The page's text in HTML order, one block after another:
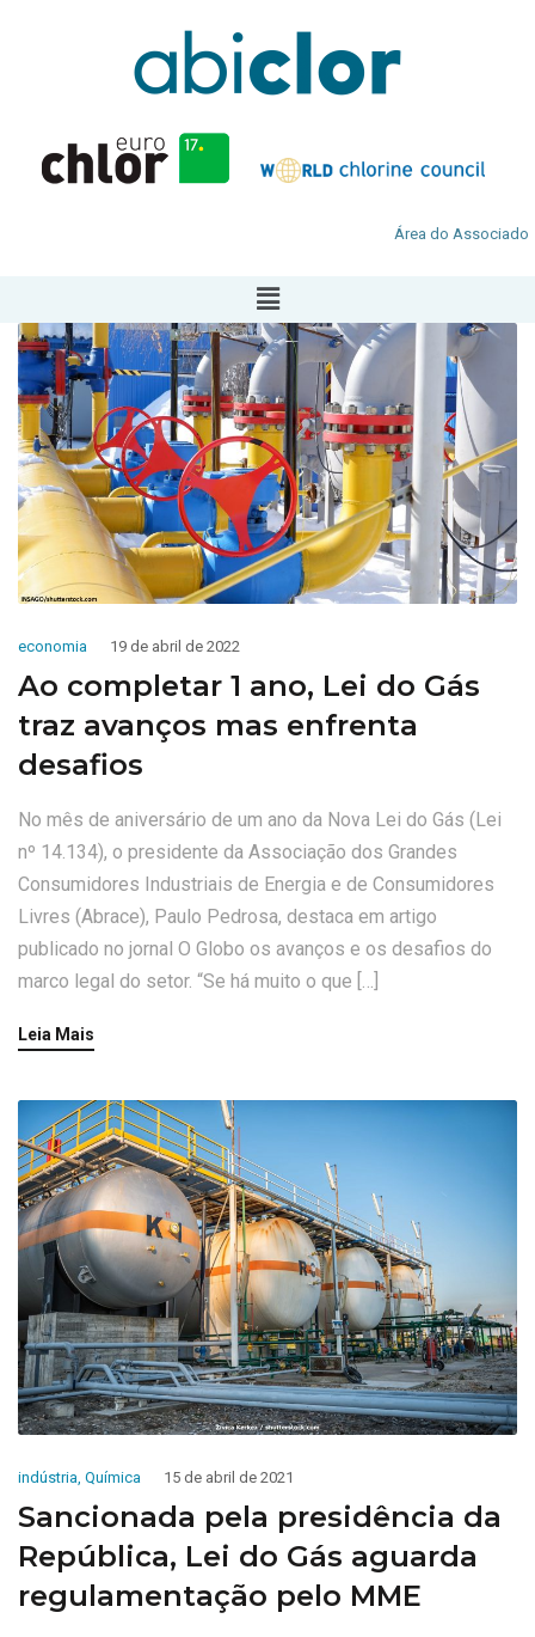
Área do Associado
economia 19 de abril de 2022
Ao completar 1 ano, Lei do Gás
traz avanços mas enfrenta
desafios
No mês de aniversário de um ano da Nova Lei do Gás (Lei
nº 14.134), o presidente da Associação dos Grandes
Consumidores Industriais de Energia e de Consumidores
Livres (Abrace), Paulo Pedrosa, destaca em artigo
publicado no jornal O Globo os avanços e os desafios do
marco legal do setor. “Se há muito o que […]
Leia Mais
indústria Química 15 de abril de 2021
Sancionada pela presidência da
República, Lei do Gás aguarda
regulamentação pelo MME